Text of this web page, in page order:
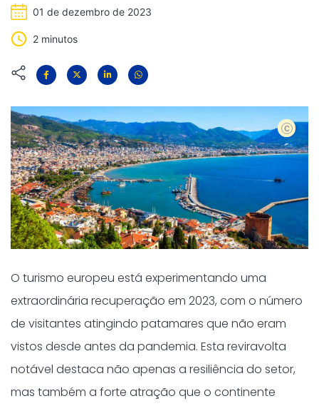
01 de dezembro de 2023
2 minutos
O turismo europeu está experimentando uma
extraordinária recuperação em 2023, com o número
de visitantes atingindo patamares que não eram
vistos desde antes da pandemia. Esta reviravolta
notável destaca não apenas a resiliência do setor,
mas também a forte atração que o continente